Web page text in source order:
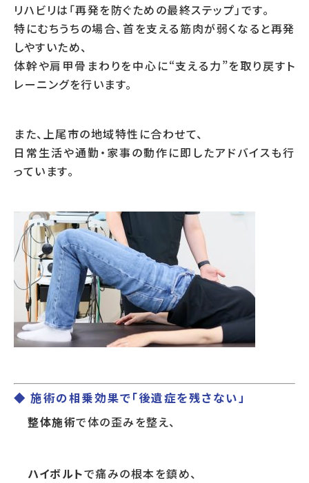
リハビリは「再発を防ぐための最終ステップ」です。
特にむちうちの場合、首を支える筋肉が弱くなると再発
しやすいため、
体幹や肩甲骨まわりを中心に“支える力”を取り戻すト
レーニングを行います。
また、上尾市の地域特性に合わせて、
日常生活や通勤・家事の動作に即したアドバイスも行
っています。
◆ 施術の相乗効果で「後遺症を残さない」
整体施術で体の歪みを整え、
ハイボルトで痛みの根本を鎮め、